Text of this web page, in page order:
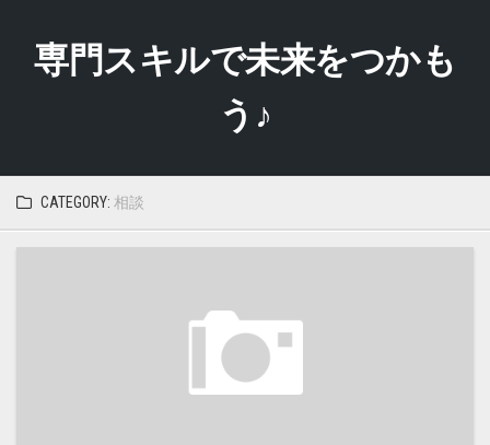
content専門スキルで未来をつかも
う♪
CATEGORY: 相談